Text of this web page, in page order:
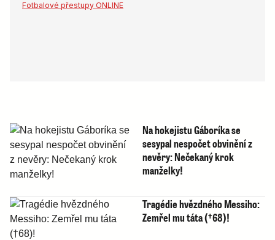
Fotbalové přestupy ONLINE
Na hokejistu Gáboríka se
sesypal nespočet obvinění z
nevěry: Nečekaný krok
manželky!
Tragédie hvězdného Messiho:
Zemřel mu táta (†68)!